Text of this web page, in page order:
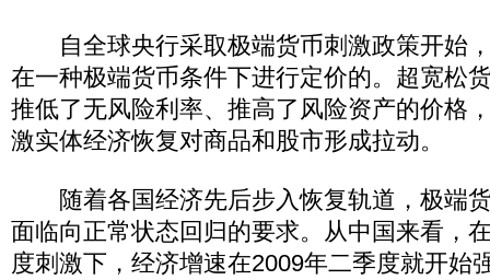
自全球央行采取极端货币刺激政策开始
在一种极端货币条件下进行定价的。超宽松
推低了无风险利率、推高了风险资产的价格
激实体经济恢复对商品和股市形成拉动。
随着各国经济先后步入恢复轨道，极端
面临向正常状态回归的要求。从中国来看，
度刺激下，经济增速在2009年二季度就开始